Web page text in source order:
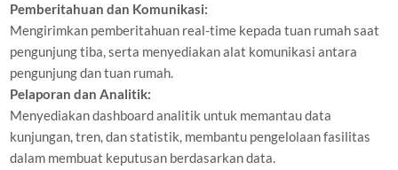
Pemberitahuan dan Komunikasi:
Mengirimkan pemberitahuan real-time kepada tuan rumah saat
pengunjung tiba, serta menyediakan alat komunikasi antara
pengunjung dan tuan rumah.
Pelaporan dan Analitik:
Menyediakan dashboard analitik untuk memantau data
kunjungan, tren, dan statistik, membantu pengelolaan fasilitas
dalam membuat keputusan berdasarkan data.